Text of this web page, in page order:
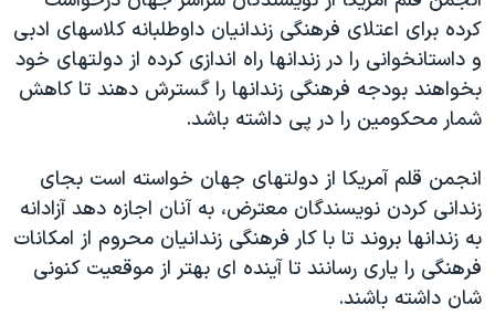
کرده برای اعتلای فرهنگی زندانیان داوطلبانه کلاسهای ادبی
و داستانخوانی را در زندانها راه اندازی کرده از دولتهای خود
بخواهند بودجه فرهنگی زندانها را گسترش دهند تا کاهش
شمار محکومین را در پی داشته باشد.
انجمن قلم آمریکا از دولتهای جهان خواسته است بجای
زندانی کردن نویسندگان معترض، به آنان اجازه دهد آزادانه
به زندانها بروند تا با کار فرهنگی زندانیان محروم از امکانات
فرهنگی را یاری رسانند تا آینده ای بهتر از موقعیت کنونی
شان داشته باشند.